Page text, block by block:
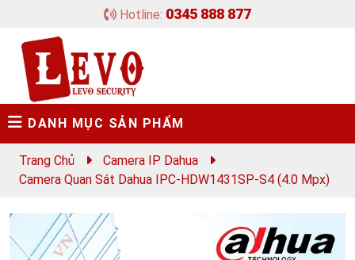
Hotline: 0345 888 877
DANH MỤC SẢN PHẨM
Trang Chủ
Camera IP Dahua
Camera Quan Sát Dahua IPC-HDW1431SP-S4 (4.0 Mpx)